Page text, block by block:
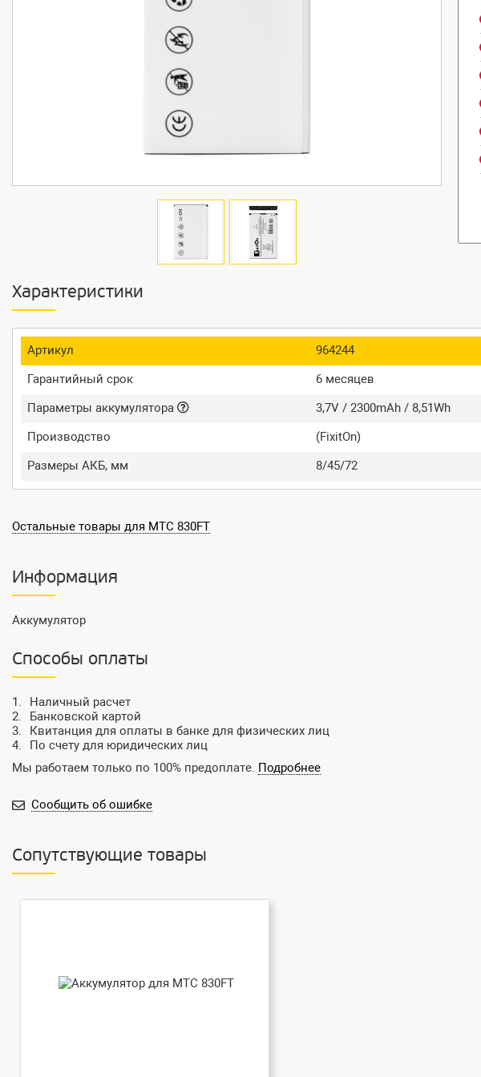
Характеристики
Артикул
964244
Гарантийный срок
6 месяцев
Параметры аккумулятора
3,7V / 2300mAh / 8,51Wh
Производство
(FixitOn)
Размеры АКБ, мм
8/45/72
Остальные товары для МТС 830FT
Информация
Аккумулятор
Способы оплаты
Наличный расчет
Банковской картой
Квитанция для оплаты в банке для физических лиц
По счету для юридических лиц
Мы работаем только по 100% предоплате. Подробнее
Сообщить об ошибке
Сопутствующие товары